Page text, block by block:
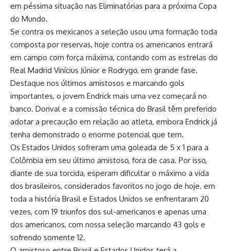
em péssima situação nas Eliminatórias para a próxima Copa
do Mundo.
Se contra os mexicanos a seleção usou uma formação toda
composta por reservas, hoje contra os americanos entrará
em campo com força máxima, contando com as estrelas do
Real Madrid Vinícius Júnior e Rodrygo, em grande fase.
Destaque nos últimos amistosos e marcando gols
importantes, o jovem Endrick mais uma vez começará no
banco. Dorival e a comissão técnica do Brasil têm preferido
adotar a precaução em relação ao atleta, embora Endrick já
tenha demonstrado o enorme potencial que tem.
Os Estados Unidos sofreram uma goleada de 5 x 1 para a
Colômbia em seu último amistoso, fora de casa. Por isso,
diante de sua torcida, esperam dificultar o máximo a vida
dos brasileiros, considerados favoritos no jogo de hoje. em
toda a história Brasil e Estados Unidos se enfrentaram 20
vezes, com 19 triunfos dos sul-americanos e apenas uma
dos americanos, com nossa seleção marcando 43 gols e
sofrendo somente 12.